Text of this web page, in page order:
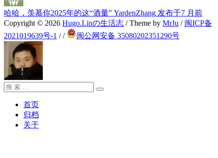
哈哈，羡慕你2025年的这“酒量” YardenZhang 发布于7 月前
Copyright © 2026 Hugo.Linの生活志 / Theme by MrJu / 闽ICP备
2021019639号-1 // 闽公网安备 35080202351290号
搜
搜
首页
归档
关于